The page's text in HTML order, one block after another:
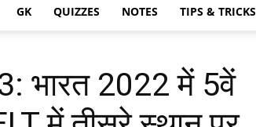
GK QUIZZES NOTES TIPS & TRICKS
भारत 2022 में 5वें